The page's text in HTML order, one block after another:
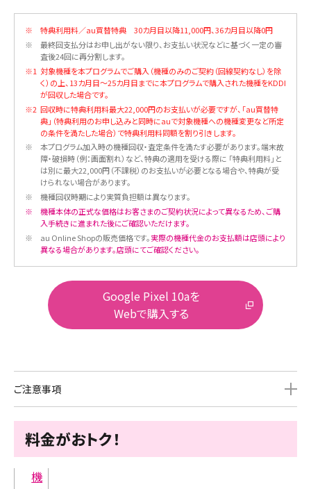
※
特典利用料／au買替特典 30カ月目以降11,000円、36カ月目以降0円
※
最終回支払分はお申し出がない限り、お支払い状況などに基づく一定の審
査後24回に再分割します。
※1 対象機種を本プログラムでご購入（機種のみのご契約（回線契約なし）を除
く）の上、13カ月目～25カ月目までに本プログラムで購入された機種をKDDI
が回収した場合です。
※2 回収時に特典利用料最大22,000円のお支払いが必要ですが、「au買替特
典」（特典利用のお申し込みと同時にauで対象機種への機種変更など所定
の条件を満たした場合）で特典利用料同額を割り引きします。
※
本プログラム加入時の機種回収・査定条件を満たす必要があります。端末故
障・破損時（例：画面割れ）など、特典の適用を受ける際に 「特典利用料」と
は別に最大22,000円（不課税）のお支払いが必要となる場合や、特典が受
けられない場合があります。
※
機種回収時期により実質負担額は異なります。
※
機種本体の正式な価格はお客さまのご契約状況によって異なるため、ご購
入手続きに進まれた後にご確認いただけます。
※
au Online Shopの販売価格です。実際の機種代金のお支払額は店頭により
異なる場合があります。店頭にてご確認ください。
Google Pixel 10aを
Webで購入する
ご注意事項
料金がおトク！
機